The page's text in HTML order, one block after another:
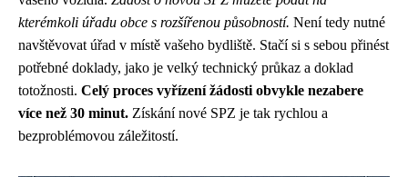
kterémkoli úřadu obce s rozšířenou působností. Není tedy nutné
navštěvovat úřad v místě vašeho bydliště. Stačí si s sebou přinést
potřebné doklady, jako je velký technický průkaz a doklad
totožnosti. Celý proces vyřízení žádosti obvykle nezabere
více než 30 minut. Získání nové SPZ je tak rychlou a
bezproblémovou záležitostí.